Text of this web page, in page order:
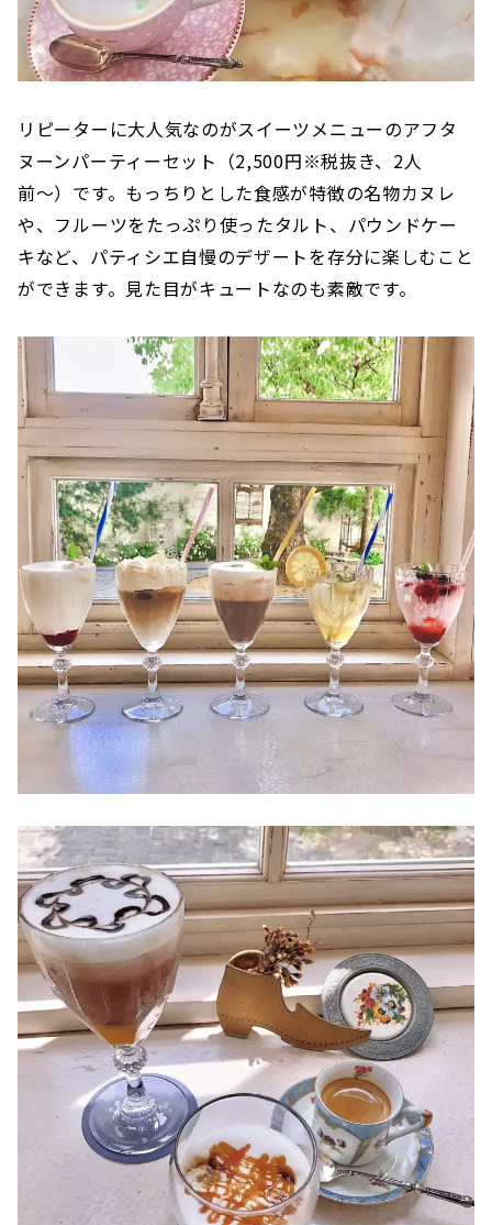
リピーターに大人気なのがスイーツメニューのアフタ
ヌーンパーティーセット（2,500円※税抜き、2人
前〜）です。もっちりとした食感が特徴の名物カヌレ
や、フルーツをたっぷり使ったタルト、パウンドケー
キなど、パティシエ自慢のデザートを存分に楽しむこと
ができます。見た目がキュートなのも素敵です。